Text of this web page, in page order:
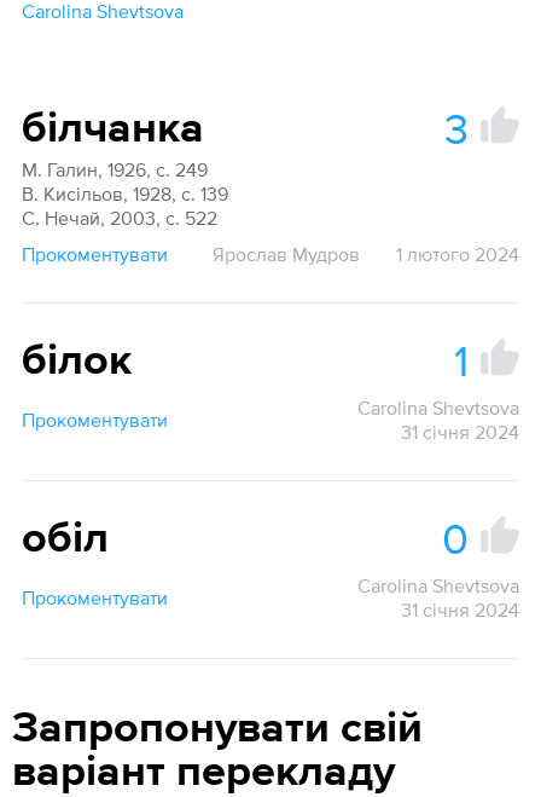
Carolina Shevtsova
білчанка 3
М. Галин, 1926, с. 249
В. Кисільов, 1928, с. 139
С. Нечай, 2003, с. 522
Прокоментувати
Ярослав Мудров 1 лютого 2024
білок 1
Прокоментувати
Carolina Shevtsova
31 січня 2024
обіл 0
Прокоментувати
Carolina Shevtsova
31 січня 2024
Запропонувати свій
варіант перекладу